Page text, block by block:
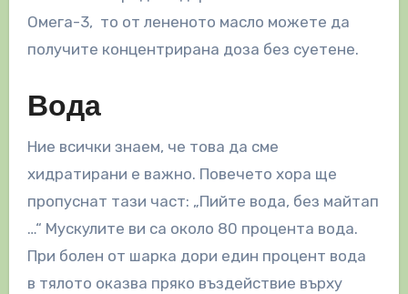
Омега-3, то от лененото масло можете да
получите концентрирана доза без суетене.
Вода
Ние всички знаем, че това да сме
хидратирани е важно. Повечето хора ще
пропуснат тази част: „Пийте вода, без майтап
…“ Мускулите ви са около 80 процента вода.
При болен от шарка дори един процент вода
в тялото оказва пряко въздействие върху